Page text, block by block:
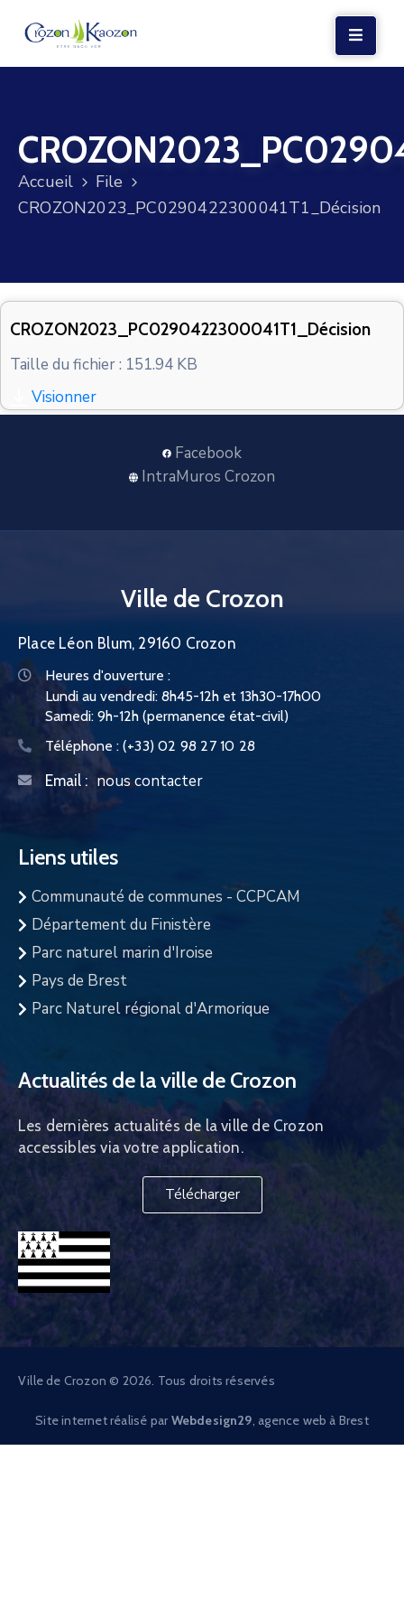
VIE
LOCALE
VIE
ET
DÉMARCHES
CONTACT
Accueil
File
CROZON2023_PC0290422300041T1_Décision
CROZON2023_PC0290422300041T1_Décision
Taille du fichier : 151.94 KB
Visionner
Facebook
IntraMuros Crozon
Ville de Crozon
Place Léon Blum, 29160 Crozon
Heures d'ouverture :
Lundi au vendredi: 8h45-12h et 13h30-17h00
Samedi: 9h-12h (permanence état-civil)
Téléphone : (+33) 02 98 27 10 28
Email : nous contacter
Liens utiles
Communauté de communes - CCPCAM
Département du Finistère
Parc naturel marin d'Iroise
Pays de Brest
Parc Naturel régional d'Armorique
Actualités de la ville de Crozon
Les dernières actualités de la ville de Crozon
accessibles via votre application.
Télécharger
Ville de Crozon © 2026. Tous droits réservés
Site internet réalisé par Webdesign29 , agence web à Brest